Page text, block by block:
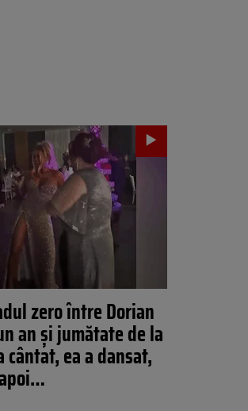
zero între Dorian
an şi jumătate de la
ea a dansat,